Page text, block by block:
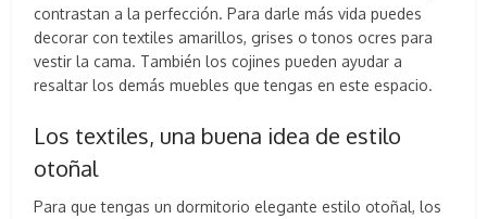
contrastan a la perfección. Para darle más vida puedes
decorar con textiles amarillos, grises o tonos ocres para
vestir la cama. También los cojines pueden ayudar a
resaltar los demás muebles que tengas en este espacio.
Los textiles, una buena idea de estilo
otoñal
Para que tengas un dormitorio elegante estilo otoñal, los